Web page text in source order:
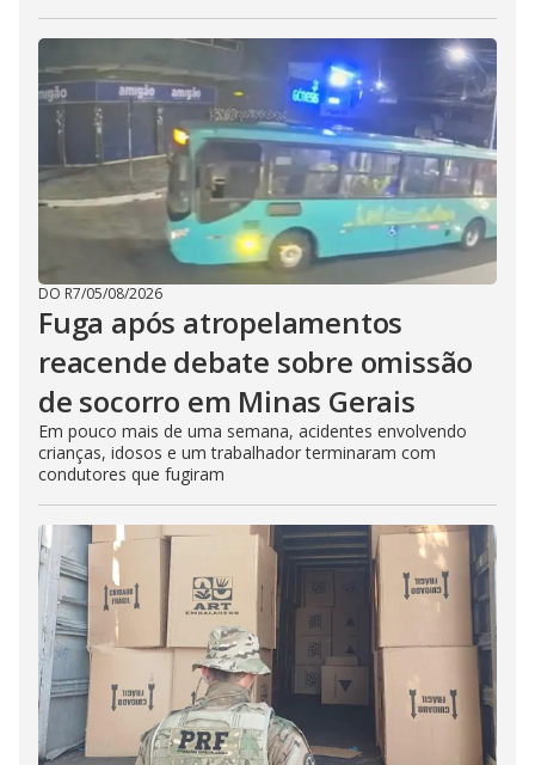
DO R7/05/08/2026
Fuga após atropelamentos
reacende debate sobre omissão
de socorro em Minas Gerais
Em pouco mais de uma semana, acidentes envolvendo
crianças, idosos e um trabalhador terminaram com
condutores que fugiram